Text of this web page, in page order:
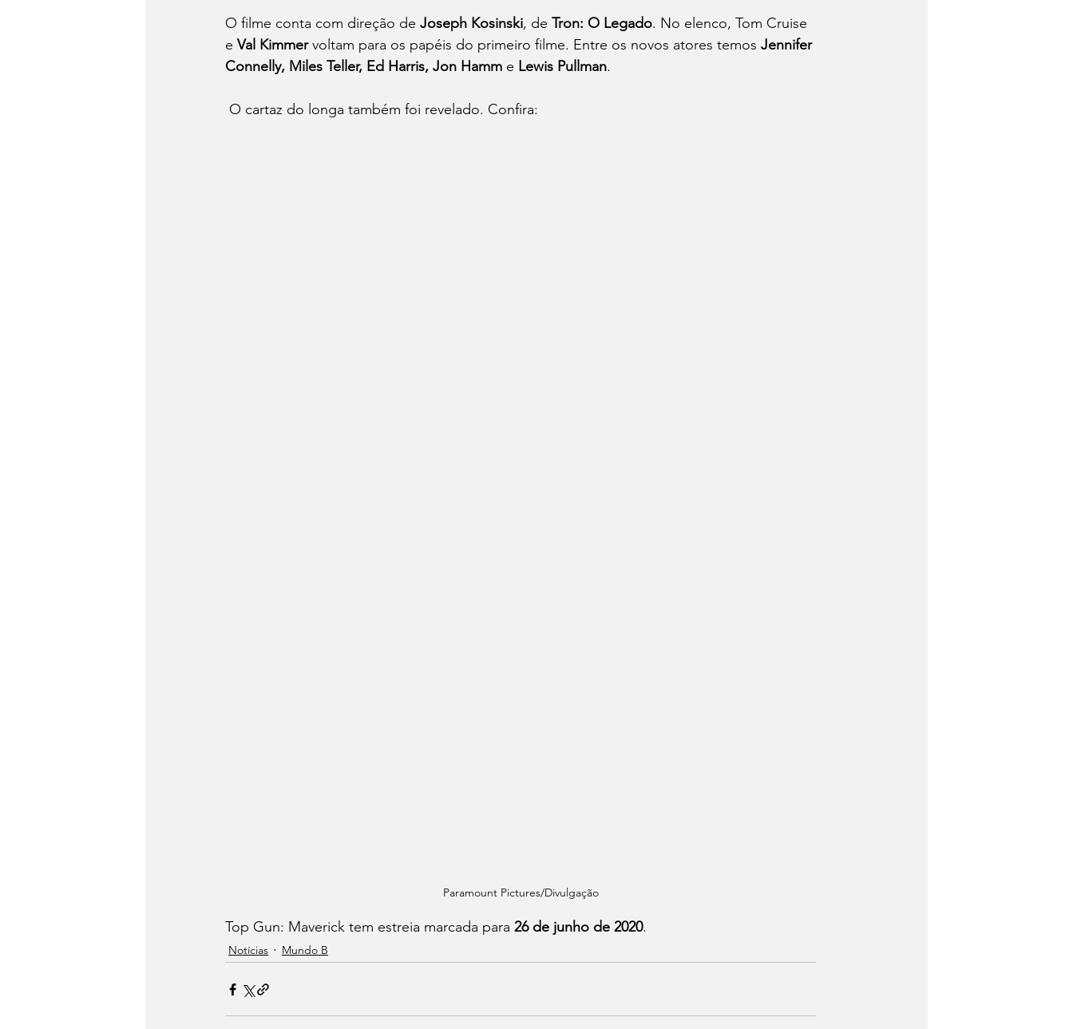
O filme conta com direção de Joseph Kosinski, de Tron: O Legado. No elenco, Tom Cruise
e Val Kimmer voltam para os papéis do primeiro filme. Entre os novos atores temos Jennifer
Connelly, Miles Teller, Ed Harris, Jon Hamm e Lewis Pullman.
O cartaz do longa também foi revelado. Confira:
Paramount Pictures/Divulgação
Top Gun: Maverick tem estreia marcada para 26 de junho de 2020.
Notícias Mundo B